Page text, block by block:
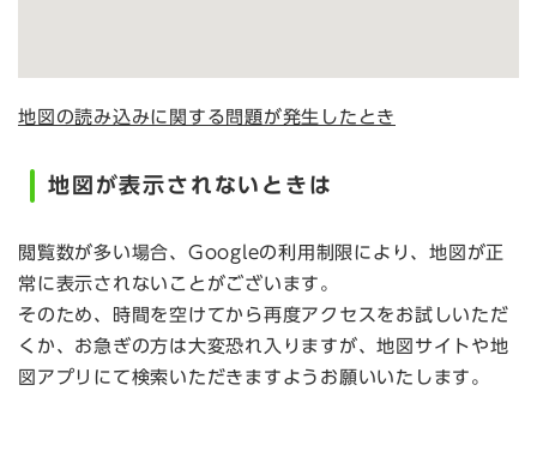
地図の読み込みに関する問題が発生したとき
地図が表示されないときは
閲覧数が多い場合、Googleの利用制限により、地図が正
常に表示されないことがございます。
そのため、時間を空けてから再度アクセスをお試しいただ
くか、お急ぎの方は大変恐れ入りますが、地図サイトや地
図アプリにて検索いただきますようお願いいたします。